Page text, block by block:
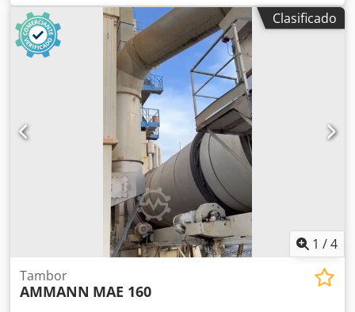
Dcedpfxsxqpvts Adtok Capacidad: 160 toneladas/hora
Máquina actualmente en proceso de desmontajeClasificado
1 /4
Tambor
AMMANN MAE 160